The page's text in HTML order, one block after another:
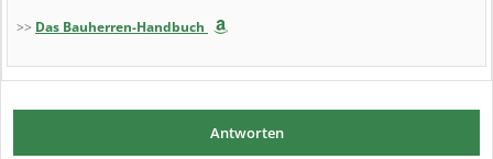
>> Das Bauherren-Handbuch
Antworten